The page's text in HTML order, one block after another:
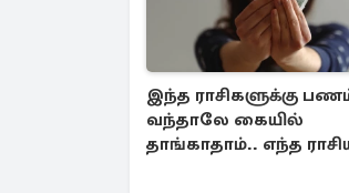
இந்த ராசிகளுக்கு
வந்தாலே கையில்
தாங்காதாம்.. எந்த